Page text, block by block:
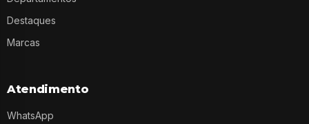
Destaques
Marcas
Atendimento
WhatsApp